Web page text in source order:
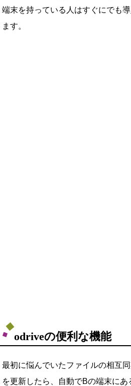
端末を持っている人はすぐにでも
ます。
odriveの便利な機能
最初に悩んでいたファイルの相互
を更新したら、自動でBの端末に